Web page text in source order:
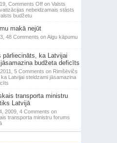
Comments Offon Valsts
nebeidzamais stāsts
budžetu
makā nejūt
48 Comments on Algu kāpumu
pārliecināts, ka Latvijai
budžeta deficīts
5 Comments on Rimšēvičs
Latvijai steidzami jāsamazina
transporta ministru
Latvijā
2009, 4 Comments on
transporta ministru forums